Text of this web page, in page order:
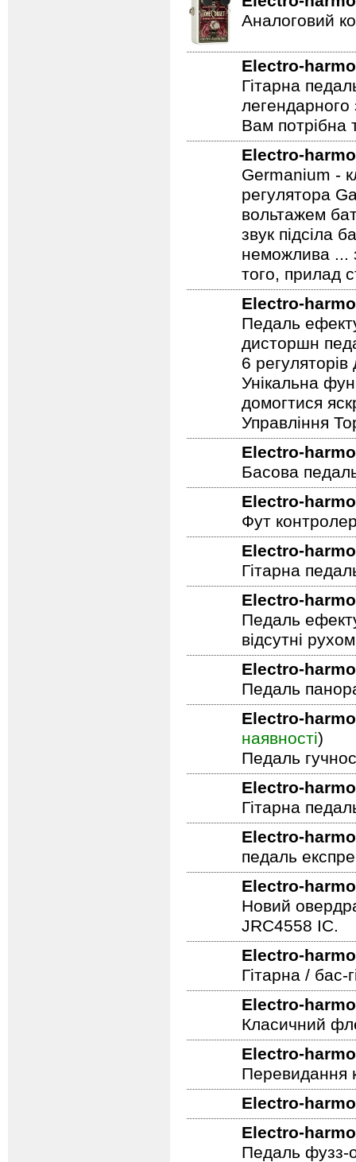
Аналоговий
Electro-
Гітарна
Вам потрібна
Electro-
Germanium -
регулятора
вольтажем
звук підсіла
неможлива ...
того, прилад
Electro-
Педаль
дисторшн
6
Унікальна
домогтися
Управління
Electro-
Басова
Electro-
Фут
Electro-
Гітарна
Electro-
Педаль
відсутні
Electro-
Педаль
Electro-
наявності)
Педаль
Electro-
Гітарна
Electro-
педаль
Electro-
Новий
JRC4558 IC.
Electro-
Гітарна /
Electro-
Класичний
Electro-
Перевидання
Electro-